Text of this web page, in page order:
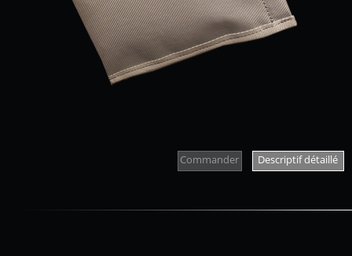
Commander Descriptif détaillé